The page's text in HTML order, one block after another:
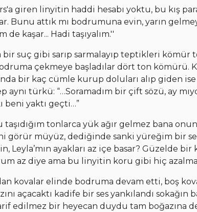
giren linyitin haddi hesabı yoktu, bu kış
Bunu attık mı bodrumuna evin, yarın
de kaşar... Hadi taşıyalım.''
bir suç gibi sarıp sarmalayıp teptikleri
çekmeye başladılar dört ton kömürü.
bir kaç cümle kurup doluları alıp giden
aynı türkü: “…Soramadım bir çift sözü, ay
beni yaktı geçti…”
taşıdığım tonlarca yük ağır gelmez bana
görür müyüz, dediğinde sanki yüreğim bir
Leyla’mın ayakları az içe basar? Güzelde
az diye ama bu linyitin koru gibi hiç
kovalar elinde bodruma devam etti, boş
açacaktı kadife bir ses yankılandı
edilmez bir heyecan duydu tam boğazına